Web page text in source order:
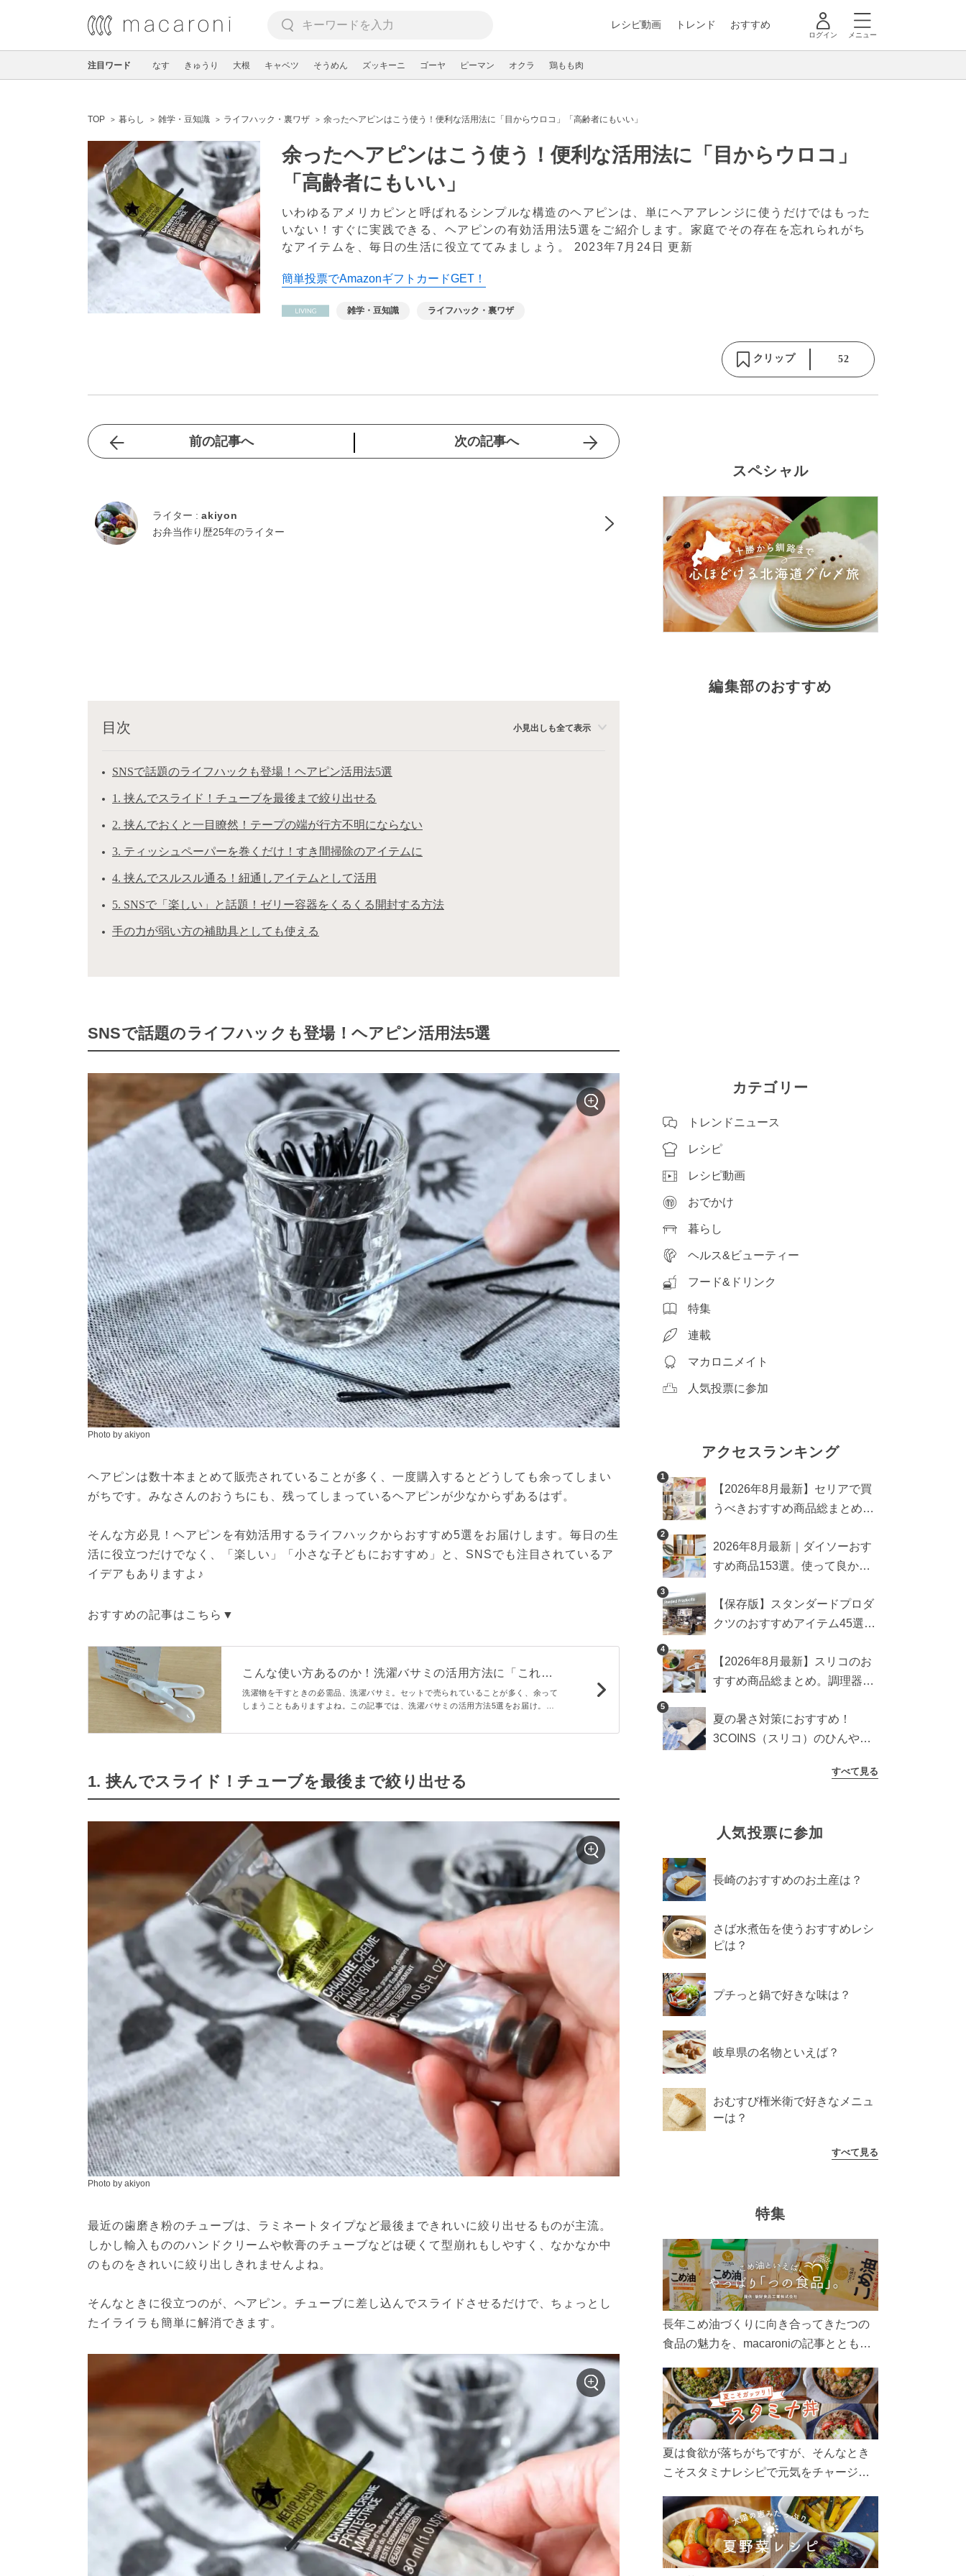
レシピ動画 トレンド おすすめ
ログイン メニュー
注目ワード なす きゅうり 大根 キャベツ そうめん ズッキーニ ゴーヤ ピーマン オクラ 鶏もも肉
TOP 暮らし 雑学・豆知識 ライフハック・裏ワザ 余ったヘアピンはこう使う！便利な活用法に「目からウロコ」「高齢者にもいい」
余ったヘアピンはこう使う！便利な活用法に「目からウロコ」
「高齢者にもいい」
いわゆるアメリカピンと呼ばれるシンプルな構造のヘアピンは、単にヘアアレンジに使うだけではもった
いない！すぐに実践できる、ヘアピンの有効活用法5選をご紹介します。家庭でその存在を忘れられがち
なアイテムを、毎日の生活に役立ててみましょう。 2023年7月24日 更新
簡単投票でAmazonギフトカードGET！
雑学・豆知識 ライフハック・裏ワザ
クリップ 52
前の記事へ 次の記事へ
ライター : akiyon
お弁当作り歴25年のライター
目次 小見出しも全て表示
SNSで話題のライフハックも登場！ヘアピン活用法5選
1. 挟んでスライド！チューブを最後まで絞り出せる
2. 挟んでおくと一目瞭然！テープの端が行方不明にならない
3. ティッシュペーパーを巻くだけ！すき間掃除のアイテムに
4. 挟んでスルスル通る！紐通しアイテムとして活用
5. SNSで「楽しい」と話題！ゼリー容器をくるくる開封する方法
手の力が弱い方の補助具としても使える
SNSで話題のライフハックも登場！ヘアピン活用法5選
Photo by akiyon
ヘアピンは数十本まとめて販売されていることが多く、一度購入するとどうしても余ってしまい
がちです。みなさんのおうちにも、残ってしまっているヘアピンが少なからずあるはず。
そんな方必見！ヘアピンを有効活用するライフハックからおすすめ5選をお届けします。毎日の生
活に役立つだけでなく、「楽しい」「小さな子どもにおすすめ」と、SNSでも注目されているア
イデアもありますよ♪
おすすめの記事はこちら▼
こんな使い方あるのか！洗濯バサミの活用方法に「これは
すごい」「旅行でも使える」
洗濯物を干すときの必需品、洗濯バサミ。セットで売られていることが多く、余って
しまうこともありますよね。この記事では、洗濯バサミの活用方法5選をお届け。意
1. 挟んでスライド！チューブを最後まで絞り出せる
Photo by akiyon
最近の歯磨き粉のチューブは、ラミネートタイプなど最後まできれいに絞り出せるものが主流。
しかし輸入もののハンドクリームや軟膏のチューブなどは硬くて型崩れもしやすく、なかなか中
のものをきれいに絞り出しきれませんよね。
そんなときに役立つのが、ヘアピン。チューブに差し込んでスライドさせるだけで、ちょっとし
たイライラも簡単に解消できます。
スペシャル
編集部のおすすめ
カテゴリー
トレンドニュース
レシピ
レシピ動画
おでかけ
暮らし
ヘルス&ビューティー
フード&ドリンク
特集
連載
マカロニメイト
人気投票に参加
アクセスランキング
1
【2026年8月最新】セリアで買
うべきおすすめ商品総まとめ。
2
2026年8月最新｜ダイソーおす
すめ商品153選。使って良かっ
3
【保存版】スタンダードプロダ
クツのおすすめアイテム45選。
4
【2026年8月最新】スリコのお
すすめ商品総まとめ。調理器具
5
夏の暑さ対策におすすめ！
3COINS（スリコ）のひんやり
すべて見る
人気投票に参加
長崎のおすすめのお土産は？
さば水煮缶を使うおすすめレシ
ピは？
プチっと鍋で好きな味は？
岐阜県の名物といえば？
おむすび権米衛で好きなメニュ
ーは？
すべて見る
特集
長年こめ油づくりに向き合ってきたつの
食品の魅力を、macaroniの記事とともに
ん、製造現場や品質へのこだわりまで。
こめ油をもっと好きになるコンテンツを
ぜひお楽しみください。
夏は食欲が落ちがちですが、そんなとき
こそスタミナレシピで元気をチャージ！
リ食べて、夏バテを吹き飛ばしましょ
う！